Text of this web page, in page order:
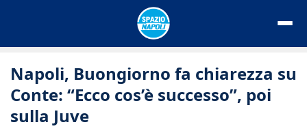
Napoli, Buongiorno fa chiarezza su
Conte: “Ecco cos’è successo”, poi
sulla Juve